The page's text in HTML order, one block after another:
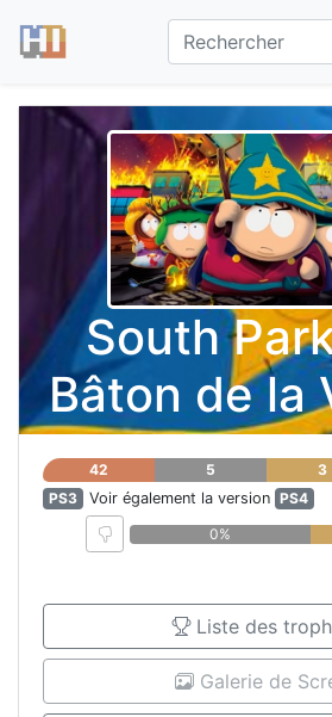
South
Bâton de la
42 5 3
PS3
Voir également la version PS4
0%
Liste des
Galerie de